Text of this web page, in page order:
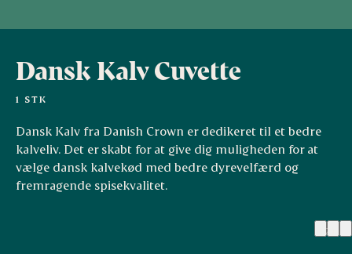
Dansk Kalv Cuvette
1 STK
Dansk Kalv fra Danish Crown er dedikeret til et bedre
kalveliv. Det er skabt for at give dig muligheden for at
vælge dansk kalvekød med bedre dyrevelfærd og
fremragende spisekvalitet.
(2)